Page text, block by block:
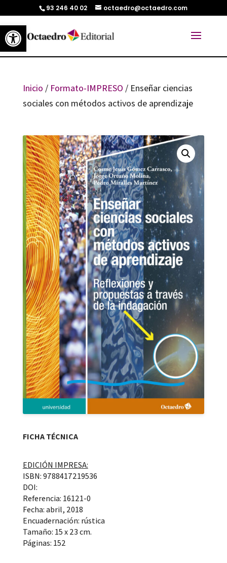
Abrir barra de herramientas
93 246 40 02 octaedro@octaedro.com
Inicio / Formato-IMPRESO / Enseñar ciencias
sociales con métodos activos de aprendizaje
FICHA TÉCNICA
EDICIÓN IMPRESA:
ISBN: 9788417219536
DOI:
Referencia: 16121-0
Fecha: abril, 2018
Encuadernación: rústica
Tamaño: 15 x 23 cm.
Páginas: 152